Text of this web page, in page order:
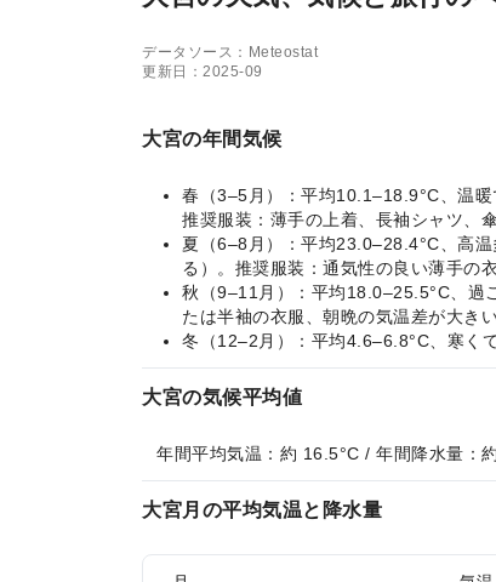
データソース：Meteostat
更新日：2025-09
大宮の年間気候
春（3–5月）：平均10.1–18.9°C、温
推奨服装：薄手の上着、長袖シャツ、傘
夏（6–8月）：平均23.0–28.4°C、高
る）。推奨服装：通気性の良い薄手の
秋（9–11月）：平均18.0–25.5°C、過
たは半袖の衣服、朝晩の気温差が大き
冬（12–2月）：平均4.6–6.8°C、寒く
大宮の気候平均値
年間平均気温：約 16.5°C / 年間降水量：
大宮月の平均気温と降水量